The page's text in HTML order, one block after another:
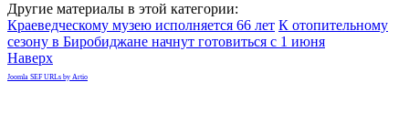
Другие материалы в этой категории:
Краеведческому музею исполняется 66 лет К отопительному
сезону в Биробиджане начнут готовиться с 1 июня
Наверх
Joomla SEF URLs by Artio